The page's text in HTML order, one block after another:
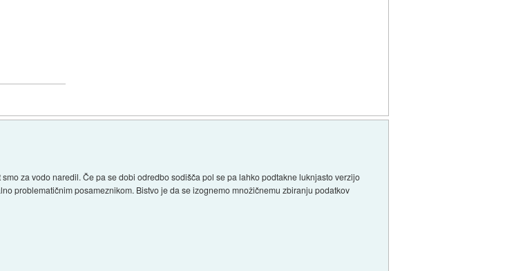
za vodo naredil. Če pa se dobi odredbo sodišča pol se pa lahko podtakne luknjasto verzijo
problematičnim posameznikom. Bistvo je da se izognemo množičnemu zbiranju podatkov